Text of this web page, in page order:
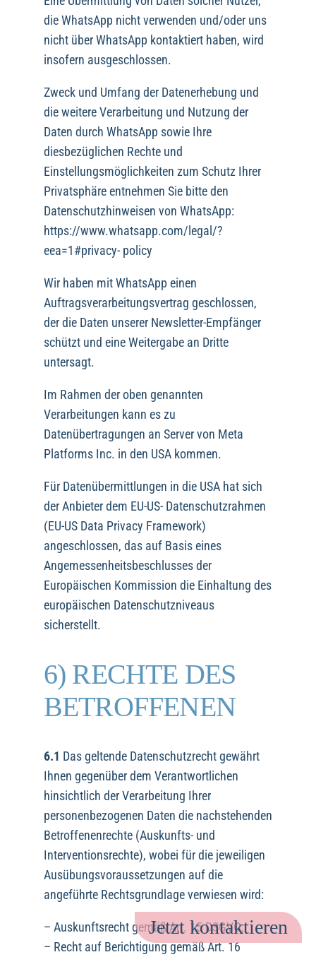
Jetzt kontaktieren
die WhatsApp nicht verwenden und/oder uns
nicht über WhatsApp kontaktiert haben, wird
insofern ausgeschlossen.
Zweck und Umfang der Datenerhebung und
die weitere Verarbeitung und Nutzung der
Daten durch WhatsApp sowie Ihre
diesbezüglichen Rechte und
Einstellungsmöglichkeiten zum Schutz Ihrer
Privatsphäre entnehmen Sie bitte den
Datenschutzhinweisen von WhatsApp:
https://www.whatsapp.com/legal/?
eea=1#privacy- policy
Wir haben mit WhatsApp einen
Auftragsverarbeitungsvertrag geschlossen,
der die Daten unserer Newsletter-Empfänger
schützt und eine Weitergabe an Dritte
untersagt.
Im Rahmen der oben genannten
Verarbeitungen kann es zu
Datenübertragungen an Server von Meta
Platforms Inc. in den USA kommen.
Für Datenübermittlungen in die USA hat sich
der Anbieter dem EU-US- Datenschutzrahmen
(EU-US Data Privacy Framework)
angeschlossen, das auf Basis eines
Angemessenheitsbeschlusses der
Europäischen Kommission die Einhaltung des
europäischen Datenschutzniveaus
sicherstellt.
6) RECHTE DES
BETROFFENEN
6.1 Das geltende Datenschutzrecht gewährt
Ihnen gegenüber dem Verantwortlichen
hinsichtlich der Verarbeitung Ihrer
personenbezogenen Daten die nachstehenden
Betroffenenrechte (Auskunfts- und
Interventionsrechte), wobei für die jeweiligen
Ausübungsvoraussetzungen auf die
angeführte Rechtsgrundlage verwiesen wird:
– Auskunftsrecht gemäß Art. 15 DSGVO;
– Recht auf Berichtigung gemäß Art. 16